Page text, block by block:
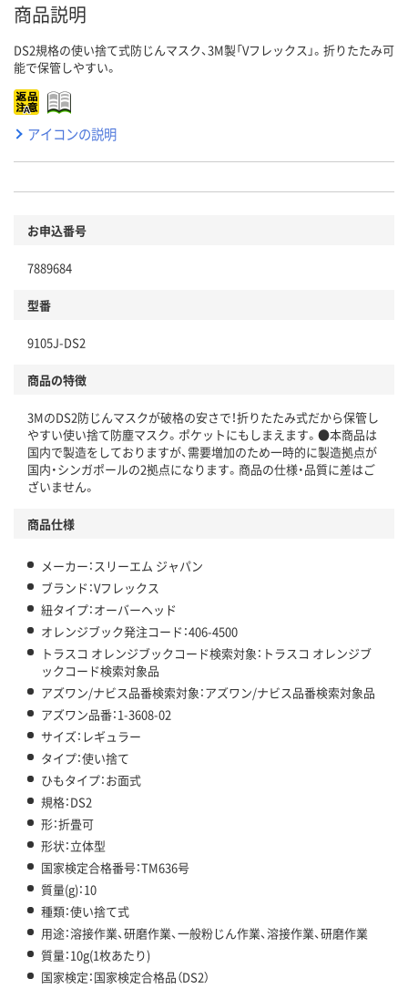
商品説明
DS2規格の使い捨て式防じんマスク、3M製「Vフレックス」。折りたたみ可
能で保管しやすい。
アイコンの説明
お申込番号
7889684
型番
9105J-DS2
商品の特徴
3MのDS2防じんマスクが破格の安さで！折りたたみ式だから保管し
やすい使い捨て防塵マスク。ポケットにもしまえます。●本商品は
国内で製造をしておりますが、需要増加のため一時的に製造拠点が
国内・シンガポールの2拠点になります。商品の仕様・品質に差はご
ざいません。
商品仕様
メーカー：スリーエム ジャパン
ブランド：Vフレックス
紐タイプ：オーバーヘッド
オレンジブック発注コード：406-4500
トラスコ オレンジブックコード検索対象：トラスコ オレンジブ
ックコード検索対象品
アズワン/ナビス品番検索対象：アズワン/ナビス品番検索対象品
アズワン品番：1-3608-02
サイズ：レギュラー
タイプ：使い捨て
ひもタイプ：お面式
規格：DS2
形：折畳可
形状：立体型
国家検定合格番号：TM636号
質量(g)：10
種類：使い捨て式
用途：溶接作業、研磨作業、一般粉じん作業、溶接作業、研磨作業
質量：10g(1枚あたり)
国家検定：国家検定合格品（DS2）